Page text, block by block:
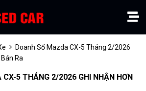
Doanh Số Mazda CX-5 Tháng 2/2026
Ra
CX-5 THÁNG 2/2026 GHI NHẬN HƠN